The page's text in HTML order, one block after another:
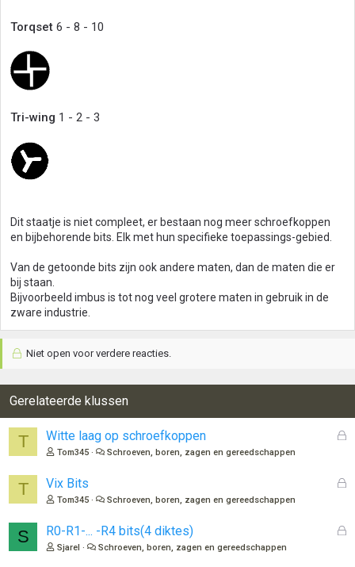
Torqset 6 - 8 - 10
Tri-wing 1 - 2 - 3
Dit staatje is niet compleet, er bestaan nog meer schroefkoppen
en bijbehorende bits. Elk met hun specifieke toepassings-gebied.
Van de getoonde bits zijn ook andere maten, dan de maten die er
bij staan.
Bijvoorbeeld imbus is tot nog veel grotere maten in gebruik in de
zware industrie.
Niet open voor verdere reacties.
Gerelateerde klussen
T
G
n
Witte laag op schroefkoppen
Tom345 Schroeven, boren, zagen en gereedschappen
T
G
Vix Bits
Tom345 Schroeven, boren, zagen en gereedschappen
S
G
R0-R1-... -R4 bits(4 diktes)
Sjarel Schroeven, boren, zagen en gereedschappen